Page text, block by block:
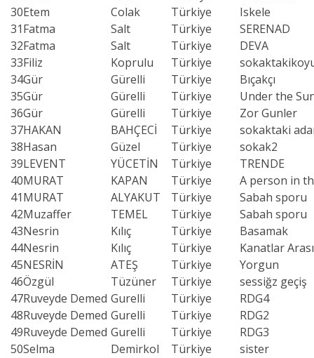
30Etem Colak Türkiye
Iskele
31Fatma Salt Türkiye
SERENAD
32Fatma Salt Türkiye
DEVA
33Filiz Koprulu Türkiye
34Gür Gürelli Türkiye
Bıçakçı
35Gür Gürelli Türkiye
Under the
36Gür Gürelli Türkiye
Zor Gunler
37HAKAN BAHÇECİ Türkiye
sokaktaki
38Hasan Güzel Türkiye
sokak2
39LEVENT YÜCETİN Türkiye
TRENDE
40MURAT KAPAN Türkiye
A person in
41MURAT ALYAKUT Türkiye
Sabah sporu
42Muzaffer TEMEL Türkiye
Sabah sporu
43Nesrin Kılıç Türkiye
Basamak
44Nesrin Kılıç Türkiye
Kanatlar
45NESRİN ATEŞ Türkiye
Yorgun
46Özgül Tüzüner Türkiye
sessiğz geçiş
47Ruveyde Demed Gurelli Türkiye
RDG4
48Ruveyde Demed Gurelli Türkiye
RDG2
49Ruveyde Demed Gurelli Türkiye
RDG3
50Selma Demirkol Türkiye sister